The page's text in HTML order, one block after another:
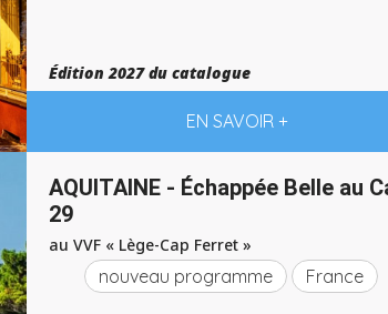
Édition 2027 du catalogue
EN SAVOIR +
AQUITAINE - Échappée Belle au
29
au VVF « Lège-Cap Ferret »
nouveau programme France